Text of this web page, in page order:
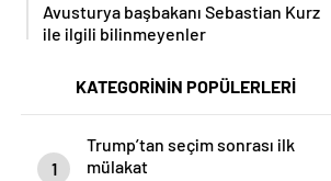
Avusturya başbakanı Sebastian Kurz
ile ilgili bilinmeyenler
KATEGORİNİN POPÜLERLERİ
1
Trump’tan seçim sonrası ilk
mülakat